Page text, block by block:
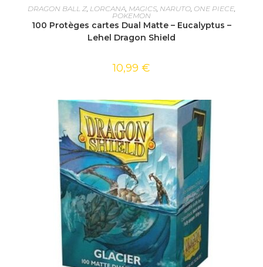
AJOUTER AU PANIER
DRAGON BALL Z, LORCANA, MAGICS, NARUTO, ONE PIECE,
POKEMON
100 Protèges cartes Dual Matte – Eucalyptus –
Lehel Dragon Shield
10,99 €